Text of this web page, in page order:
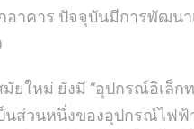
าคาร ปัจจุบันมีการพัฒน
ยใหม่ ยังมี “อุปกรณ์อิเล็
นส่วนหนึ่งของอุปกรณ์ไฟ